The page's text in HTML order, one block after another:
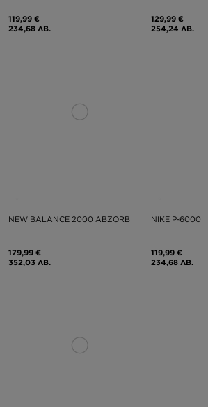
119,99 €
234,68 ЛВ.
129,99 €
254,24 ЛВ.
NEW BALANCE 2000 ABZORB
179,99 €
352,03 ЛВ.
NIKE P-6000
119,99 €
234,68 ЛВ.